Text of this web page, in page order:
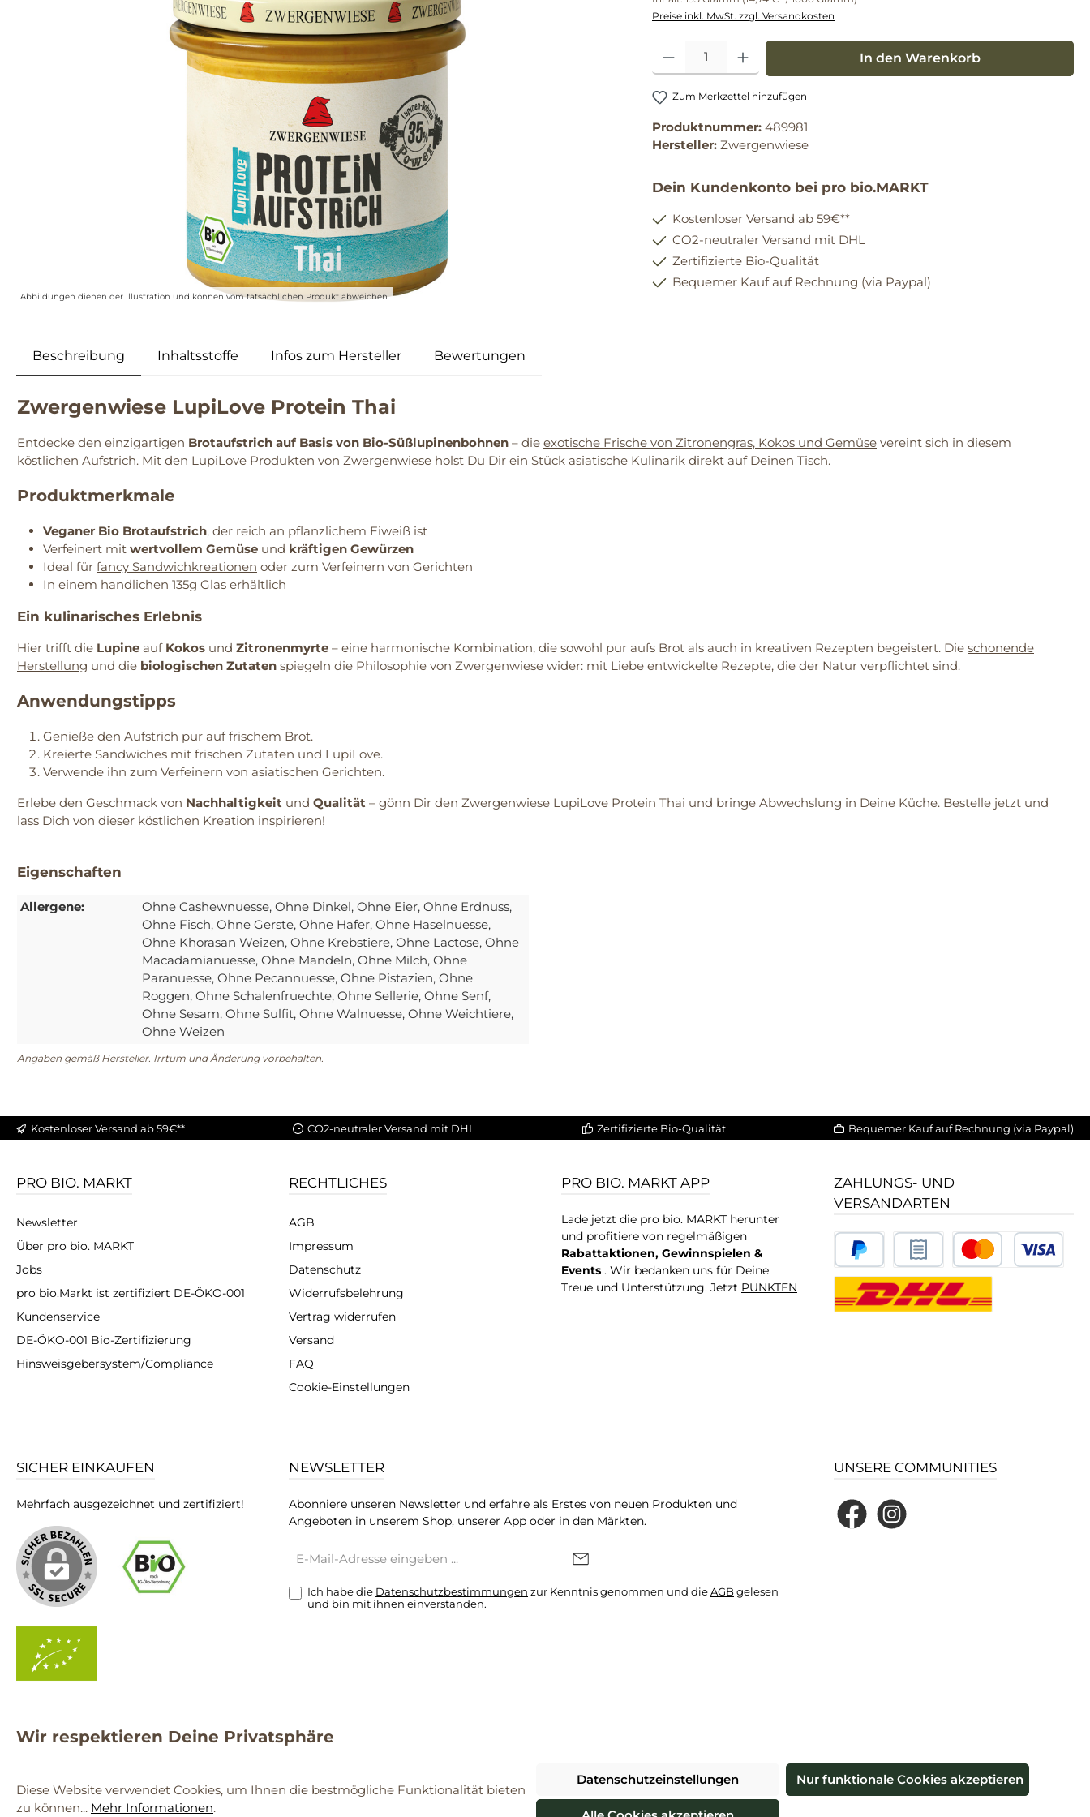
Abbildungen dienen der Illustration und können vom tatsächlichen Produkt abweichen.
Preise inkl. MwSt. zzgl. Versandkosten
Produkt Anzahl: Gib den gewünschten Wert ein oder benutze die Schaltflächen um die
In den Warenkorb
Zum Merkzettel hinzufügen
Produktnummer: 489981
Hersteller: Zwergenwiese
Dein Kundenkonto bei pro bio.MARKT
Kostenloser Versand ab 59€**
CO2-neutraler Versand mit DHL
Zertifizierte Bio-Qualität
Bequemer Kauf auf Rechnung (via Paypal)
Beschreibung Inhaltsstoffe Infos zum Hersteller Bewertungen
Zwergenwiese LupiLove Protein Thai
Entdecke den einzigartigen Brotaufstrich auf Basis von Bio-Süßlupinenbohnen – die exotische Frische von Zitronengras, Kokos und Gemüse vereint sich in diesem
köstlichen Aufstrich. Mit den LupiLove Produkten von Zwergenwiese holst Du Dir ein Stück asiatische Kulinarik direkt auf Deinen Tisch.
Produktmerkmale
Veganer Bio Brotaufstrich, der reich an pflanzlichem Eiweiß ist
Verfeinert mit wertvollem Gemüse und kräftigen Gewürzen
Ideal für fancy Sandwichkreationen oder zum Verfeinern von Gerichten
In einem handlichen 135g Glas erhältlich
Ein kulinarisches Erlebnis
Hier trifft die Lupine auf Kokos und Zitronenmyrte – eine harmonische Kombination, die sowohl pur aufs Brot als auch in kreativen Rezepten begeistert. Die schonende
Herstellung und die biologischen Zutaten spiegeln die Philosophie von Zwergenwiese wider: mit Liebe entwickelte Rezepte, die der Natur verpflichtet sind.
Anwendungstipps
Genieße den Aufstrich pur auf frischem Brot.
Kreierte Sandwiches mit frischen Zutaten und LupiLove.
Verwende ihn zum Verfeinern von asiatischen Gerichten.
Erlebe den Geschmack von Nachhaltigkeit und Qualität – gönn Dir den Zwergenwiese LupiLove Protein Thai und bringe Abwechslung in Deine Küche. Bestelle jetzt und
lass Dich von dieser köstlichen Kreation inspirieren!
Eigenschaften
Allergene: Ohne Cashewnuesse, Ohne Dinkel, Ohne Eier, Ohne Erdnuss,
Ohne Fisch, Ohne Gerste, Ohne Hafer, Ohne Haselnuesse,
Ohne Khorasan Weizen, Ohne Krebstiere, Ohne Lactose, Ohne
Macadamianuesse, Ohne Mandeln, Ohne Milch, Ohne
Paranuesse, Ohne Pecannuesse, Ohne Pistazien, Ohne
Roggen, Ohne Schalenfruechte, Ohne Sellerie, Ohne Senf,
Ohne Sesam, Ohne Sulfit, Ohne Walnuesse, Ohne Weichtiere,
Ohne Weizen
Angaben gemäß Hersteller. Irrtum und Änderung vorbehalten.
Kostenloser Versand ab 59€** CO2-neutraler Versand mit DHL Zertifizierte Bio-Qualität Bequemer Kauf auf Rechnung (via Paypal)
PRO BIO. MARKT
Newsletter
Über pro bio. MARKT
Jobs
pro bio.Markt ist zertifiziert DE-ÖKO-001
Kundenservice
DE-ÖKO-001 Bio-Zertifizierung
Hinsweisgebersystem/Compliance
RECHTLICHES
AGB
Impressum
Datenschutz
Widerrufsbelehrung
Vertrag widerrufen
Versand
FAQ
Cookie-Einstellungen
PRO BIO. MARKT APP
Lade jetzt die pro bio. MARKT herunter
und profitiere von regelmäßigen
Rabattaktionen, Gewinnspielen &
Events . Wir bedanken uns für Deine
Treue und Unterstützung. Jetzt PUNKTEN
ZAHLUNGS- UND
VERSANDARTEN
SICHER EINKAUFEN
Mehrfach ausgezeichnet und zertifiziert!
NEWSLETTER
Abonniere unseren Newsletter und erfahre als Erstes von neuen Produkten und
Angeboten in unserem Shop, unserer App oder in den Märkten.
Mail-
Ich habe die Datenschutzbestimmungen zur Kenntnis genommen und dieAGBgelesen
und bin mit ihnen einverstanden.
UNSERE COMMUNITIES
FacebookInstagram
und ggf. Nachnahmegebühren, wenn nicht anders angegeben.
© 2026 ProBiomarkt WebShop - Alle Rechte vorbehalten. Theme byThemeWare®
Wir respektieren Deine Privatsphäre
Diese Website verwendet Cookies, um Ihnen die bestmögliche Funktionalität bieten
zu können... Mehr Informationen.
Datenschutzeinstellungen Nur funktionale Cookies akzeptieren